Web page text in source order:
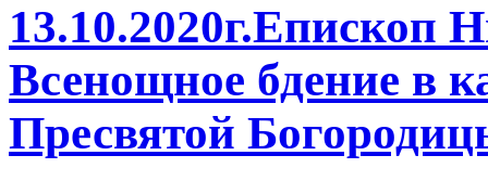
13.10.2020г.Епископ
Всенощное бдение в
Пресвятой